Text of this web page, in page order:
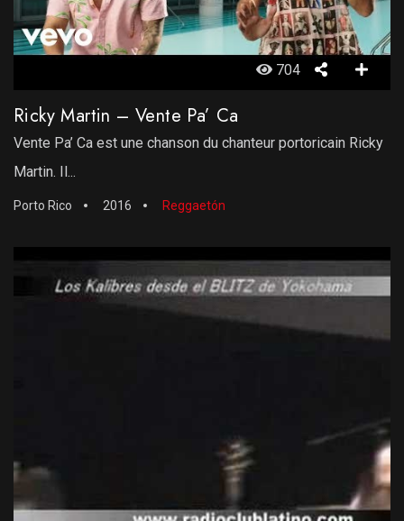
704
Ricky Martin – Vente Pa’ Ca
Vente Pa’ Ca est une chanson du chanteur portoricain Ricky
Martin. Il...
Porto Rico 2016 Reggaetón